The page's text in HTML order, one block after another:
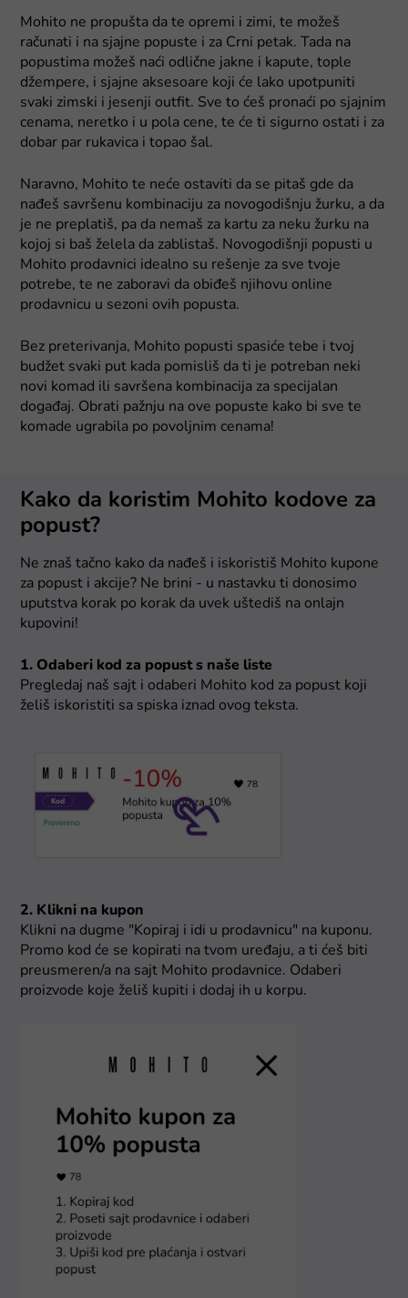
Mohito ne propušta da te opremi i zimi, te možeš
računati i na sjajne popuste i za Crni petak. Tada na
popustima možeš naći odlične jakne i kapute, tople
džempere, i sjajne aksesoare koji će lako upotpuniti
svaki zimski i jesenji outfit. Sve to ćeš pronaći po sjajnim
cenama, neretko i u pola cene, te će ti sigurno ostati i za
dobar par rukavica i topao šal.
Naravno, Mohito te neće ostaviti da se pitaš gde da
nađeš savršenu kombinaciju za novogodišnju žurku, a da
je ne preplatiš, pa da nemaš za kartu za neku žurku na
kojoj si baš želela da zablistaš. Novogodišnji popusti u
Mohito prodavnici idealno su rešenje za sve tvoje
potrebe, te ne zaboravi da obiđeš njihovu online
prodavnicu u sezoni ovih popusta.
Bez preterivanja, Mohito popusti spasiće tebe i tvoj
budžet svaki put kada pomisliš da ti je potreban neki
novi komad ili savršena kombinacija za specijalan
događaj. Obrati pažnju na ove popuste kako bi sve te
komade ugrabila po povoljnim cenama!
Kako da koristim Mohito kodove za
popust?
Ne znaš tačno kako da nađeš i iskoristiš Mohito kupone
za popust i akcije? Ne brini - u nastavku ti donosimo
uputstva korak po korak da uvek uštediš na onlajn
kupovini!
1. Odaberi kod za popust s naše liste
Pregledaj naš sajt i odaberi Mohito kod za popust koji
želiš iskoristiti sa spiska iznad ovog teksta.
2. Klikni na kupon
Klikni na dugme "Kopiraj i idi u prodavnicu" na kuponu.
Promo kod će se kopirati na tvom uređaju, a ti ćeš biti
preusmeren/a na sajt Mohito prodavnice. Odaberi
proizvode koje želiš kupiti i dodaj ih u korpu.